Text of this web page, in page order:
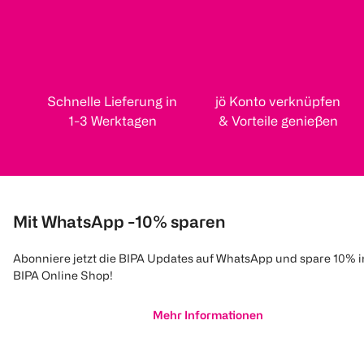
Schnelle Lieferung in
1-3 Werktagen
jö Konto verknüpfen
& Vorteile genießen
Mit WhatsApp -10% sparen
Abonniere jetzt die BIPA Updates auf WhatsApp und spare 10%
BIPA Online Shop!
Mehr Informationen